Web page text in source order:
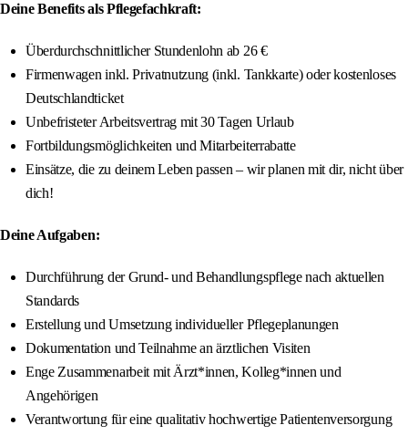
Deine Benefits als Pflegefachkraft:
Überdurchschnittlicher Stundenlohn ab 26 €
Firmenwagen inkl. Privatnutzung (inkl. Tankkarte) oder kostenloses
Deutschlandticket
Unbefristeter Arbeitsvertrag mit 30 Tagen Urlaub
Fortbildungsmöglichkeiten und Mitarbeiterrabatte
Einsätze, die zu deinem Leben passen – wir planen mit dir, nicht über
dich!
Deine Aufgaben:
Durchführung der Grund- und Behandlungspflege nach aktuellen
Standards
Erstellung und Umsetzung individueller Pflegeplanungen
Dokumentation und Teilnahme an ärztlichen Visiten
Enge Zusammenarbeit mit Ärzt*innen, Kolleg*innen und
Angehörigen
Verantwortung für eine qualitativ hochwertige Patientenversorgung